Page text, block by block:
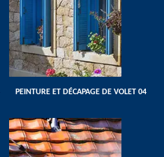
PEINTURE ET DÉCAPAGE DE VOLET 04